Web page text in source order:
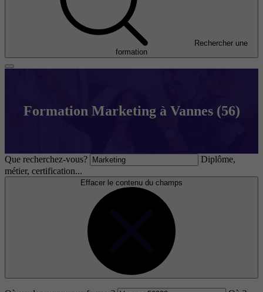
Rechercher une
formation
Formation Marketing à Vannes (56)
Que recherchez-vous?
Diplôme,
métier, certification...
Effacer le contenu du champs